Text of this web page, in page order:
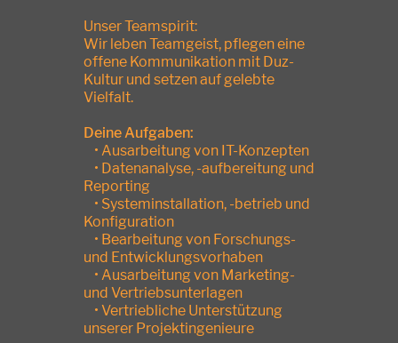
Unser Teamspirit:
Wir leben Teamgeist, pflegen eine
offene Kommunikation mit Duz-
Kultur und setzen auf gelebte
Vielfalt.
Deine Aufgaben:
• Ausarbeitung von IT-Konzepten
• Datenanalyse, -aufbereitung und
Reporting
• Systeminstallation, -betrieb und
Konfiguration
• Bearbeitung von Forschungs-
und Entwicklungsvorhaben
• Ausarbeitung von Marketing-
und Vertriebsunterlagen
• Vertriebliche Unterstützung
unserer Projektingenieure